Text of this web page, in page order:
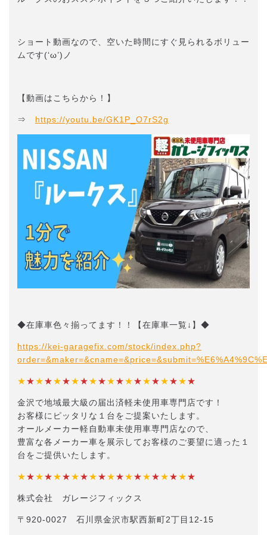
ショート動画なので、空いた時間にすぐ見られるボリュー
ムです(‘ω’)ノ
【動画はこちらから！】
⇒ https://youtu.be/GK1P_O7rS2g
◆在庫車色々揃ってます！！【在庫車一覧↓】◆
https://kei-garagefix.com/stock/index.php?
★★★★★★★★★★★★★★★★★★★★
金沢で地域最大級の届出済軽未使用車専門店です！
お客様にピッタリな１台をご提案いたします。
オールメーカー軽自動車未使用車専門店なので、
豊富な各メーカー車を展示してお客様のご要望に適った１
台をご提供いたします。
★★★★★★★★★★★★★★★★★★★★
株式会社 ガレージフィックス
〒920-0027 石川県金沢市駅西新町2丁目12-15